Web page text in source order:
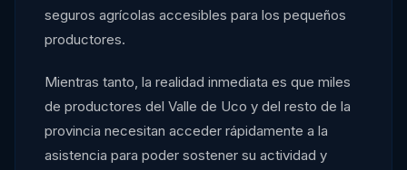
seguros agrícolas accesibles para los pequeños
productores.
Mientras tanto, la realidad inmediata es que miles
de productores del Valle de Uco y del resto de la
provincia necesitan acceder rápidamente a la
asistencia para poder sostener su actividad y